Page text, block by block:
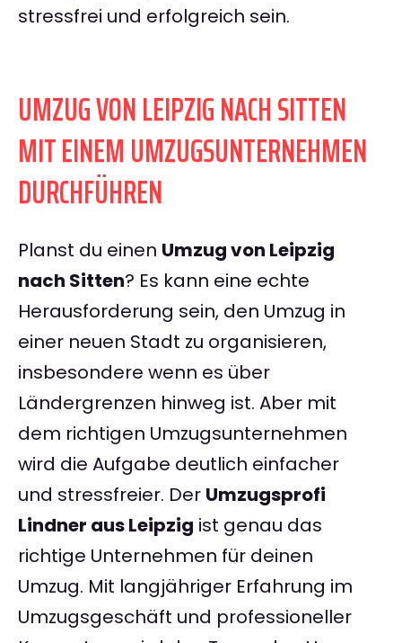
stressfrei und erfolgreich sein.
UMZUG VON LEIPZIG NACH SITTEN
MIT EINEM UMZUGSUNTERNEHMEN
DURCHFÜHREN
Planst du einen Umzug von Leipzig
nach Sitten? Es kann eine echte
Herausforderung sein, den Umzug in
einer neuen Stadt zu organisieren,
insbesondere wenn es über
Ländergrenzen hinweg ist. Aber mit
dem richtigen Umzugsunternehmen
wird die Aufgabe deutlich einfacher
und stressfreier. Der Umzugsprofi
Lindner aus Leipzig ist genau das
richtige Unternehmen für deinen
Umzug. Mit langjähriger Erfahrung im
Umzugsgeschäft und professioneller